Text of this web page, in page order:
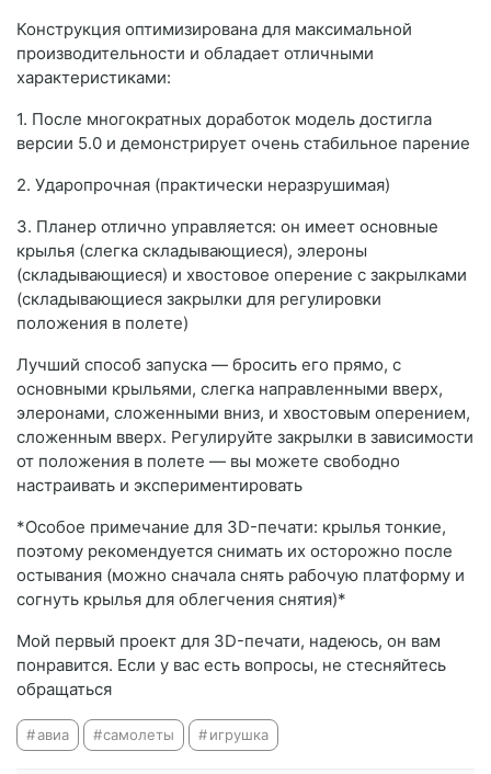
Конструкция оптимизирована для максимальной
производительности и обладает отличными
характеристиками:
1. После многократных доработок модель достигла
версии 5.0 и демонстрирует очень стабильное парение
2. Ударопрочная (практически неразрушимая)
3. Планер отлично управляется: он имеет основные
крылья (слегка складывающиеся), элероны
(складывающиеся) и хвостовое оперение с закрылками
(складывающиеся закрылки для регулировки
положения в полете)
Лучший способ запуска — бросить его прямо, с
основными крыльями, слегка направленными вверх,
элеронами, сложенными вниз, и хвостовым оперением,
сложенным вверх. Регулируйте закрылки в зависимости
от положения в полете — вы можете свободно
настраивать и экспериментировать
*Особое примечание для 3D-печати: крылья тонкие,
поэтому рекомендуется снимать их осторожно после
остывания (можно сначала снять рабочую платформу и
согнуть крылья для облегчения снятия)*
Мой первый проект для 3D-печати, надеюсь, он вам
понравится. Если у вас есть вопросы, не стесняйтесь
обращаться
авиа самолеты игрушка